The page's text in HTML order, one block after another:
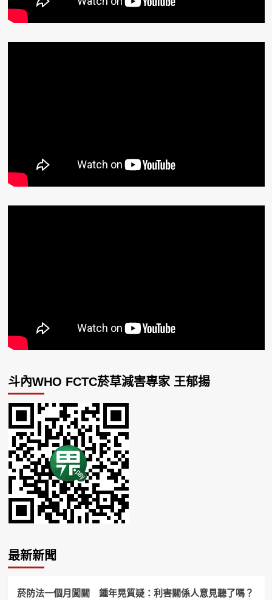
斗內WHO FCTC菸草減害專家 王郁揚
最新新聞
菸防法一個月闖關 鍾年晃質疑：利害關係人意見聽了嗎？